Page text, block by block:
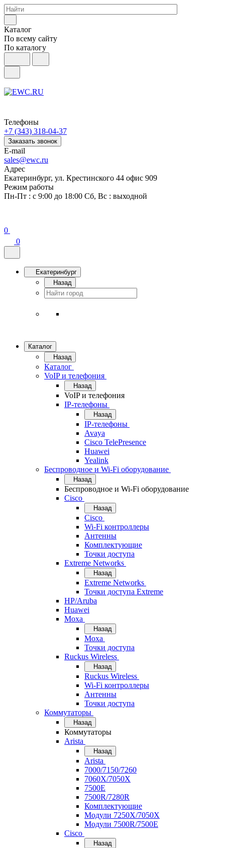
Каталог
По всему сайту
По каталогу
Телефоны
+7 (343) 318-04-37
Заказать звонок
E-mail
sales@ewc.ru
Адрес
Екатеринбург, ул. Крестинского 44 офис 909
Режим работы
Пн-Пт : с 9:00 до 18:00 Сб, Вс : выходной
0
0
Екатеринбург
Назад
Каталог
Назад
Каталог
VoIP и телефония
Назад
VoIP и телефония
IP-телефоны
Назад
IP-телефоны
Avaya
Cisco TelePresence
Huawei
Yealink
Беспроводное и Wi-Fi оборудование
Назад
Беспроводное и Wi-Fi оборудование
Cisco
Назад
Cisco
Wi-Fi контроллеры
Антенны
Комплектующие
Точки доступа
Extreme Networks
Назад
Extreme Networks
Точки доступа Extreme
HP/Aruba
Huawei
Moxa
Назад
Moxa
Точки доступа
Ruckus Wireless
Назад
Ruckus Wireless
Wi-Fi контроллеры
Антенны
Точки доступа
Коммутаторы
Назад
Коммутаторы
Arista
Назад
Arista
7000/7150/7260
7060X/7050X
7500E
7500R/7280R
Комплектующие
Модули 7250X/7050X
Модули 7500R/7500E
Cisco
Назад